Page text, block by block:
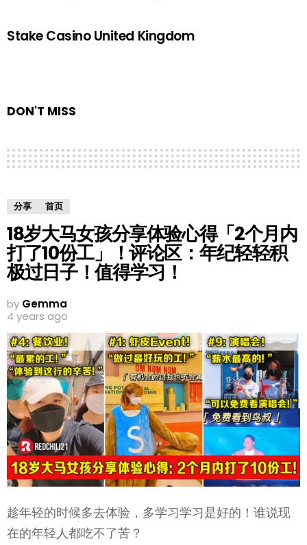
Stake Casino United Kingdom
DON'T MISS
分享 首页
18岁大马女孩分享体验心得「2个月内
打了10份工」！评论区：年纪轻轻积
极过日子！值得学习！
by Gemma
4 years ago
趁年轻的时候多去体验，多学习学习是好的！谁说现
在的年轻人都吃不了苦？